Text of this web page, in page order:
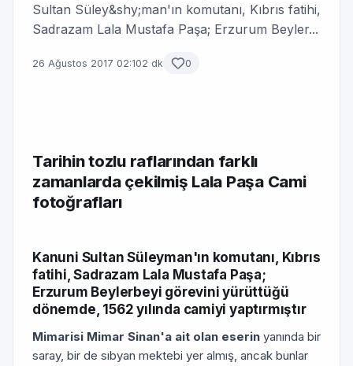
Sultan Süley&shy;man'ın komutanı, Kıbrıs fatihi,
Sadrazam Lala Mustafa Paşa; Erzurum Beyler...
26 Ağustos 2017 02:102 dk 0
Tarihin tozlu raflarından farklı
zamanlarda çekilmiş Lala Paşa Cami
fotoğrafları
Kanuni Sultan Süley­man'ın komutanı, Kıbrıs
fatihi, Sadrazam Lala Mustafa Paşa;
Erzurum Beylerbeyi görevini yürüttüğü
dönemde, 1562 yılında camiyi yaptırmıştır
Mimarisi Mimar Sinan'a ait olan eserin yanında bir
saray, bir de sıbyan mektebi yer almış, an­cak bunlar